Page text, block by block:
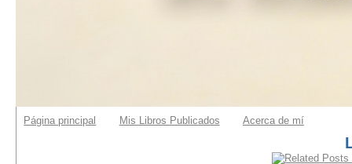
Página principal Mis Libros Publicados Acerca de mí